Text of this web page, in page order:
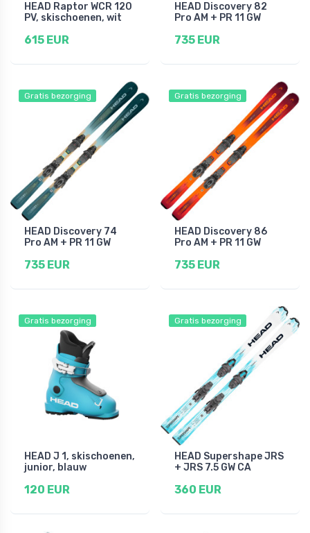
HEAD Raptor WCR 120
PV, skischoenen, wit
615 EUR
HEAD Discovery 82
Pro AM + PR 11 GW
735 EUR
Gratis bezorging
HEAD Discovery 74
Pro AM + PR 11 GW
735 EUR
Gratis bezorging
HEAD Discovery 86
Pro AM + PR 11 GW
735 EUR
Gratis bezorging
HEAD J 1, skischoenen,
junior, blauw
120 EUR
Gratis bezorging
HEAD Supershape JRS
+ JRS 7.5 GW CA
360 EUR